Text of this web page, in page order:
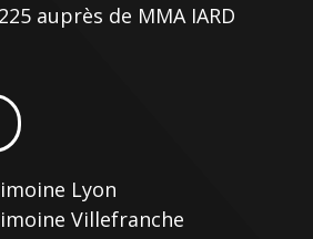
auprès de MMA IARD
Lyon
Villefranche